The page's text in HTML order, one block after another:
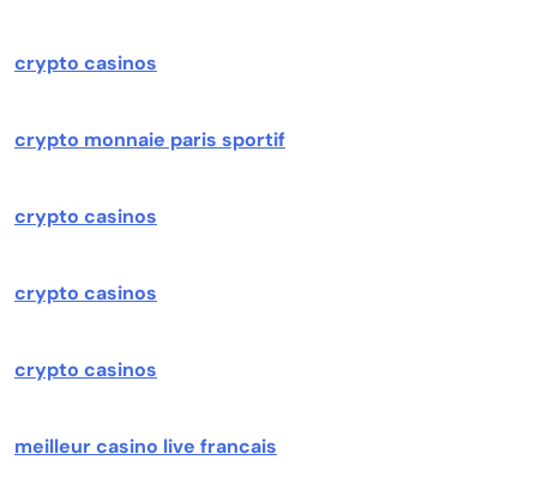
crypto casinos
crypto monnaie paris sportif
crypto casinos
crypto casinos
crypto casinos
meilleur casino live francais